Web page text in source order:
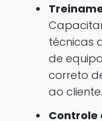
técnicas
de
correto
ao cliente.
Controle